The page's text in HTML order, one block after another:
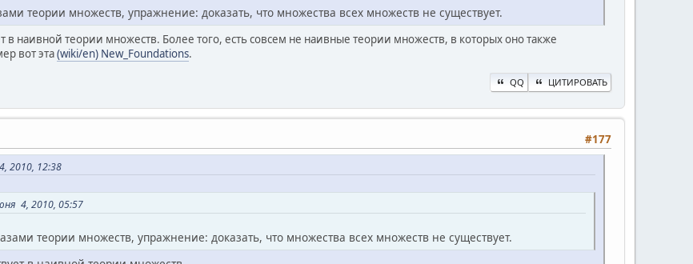
теории множеств, упражнение: доказать, что множества всех множеств не существует.
в наивной теории множеств. Более того, есть совсем не наивные теории множеств, в которых оно также
вот эта(wiki/en) New_Foundations.
QQ ЦИТИРОВАТЬ
#177
2010, 12:38
4, 2010, 05:57
теории множеств, упражнение: доказать, что множества всех множеств не существует.